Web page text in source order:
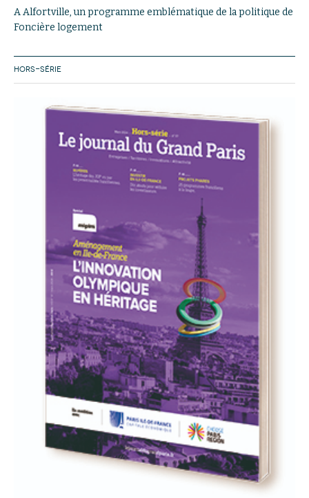
A Alfortville, un programme emblématique de la politique de
Foncière logement
HORS-SÉRIE